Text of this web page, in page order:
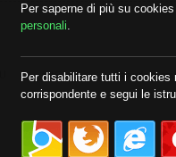
##Gilda ##audoizioni
Per saperne di più su
personali
Per disabilitare tutti i cookies
corrispondente e segui le